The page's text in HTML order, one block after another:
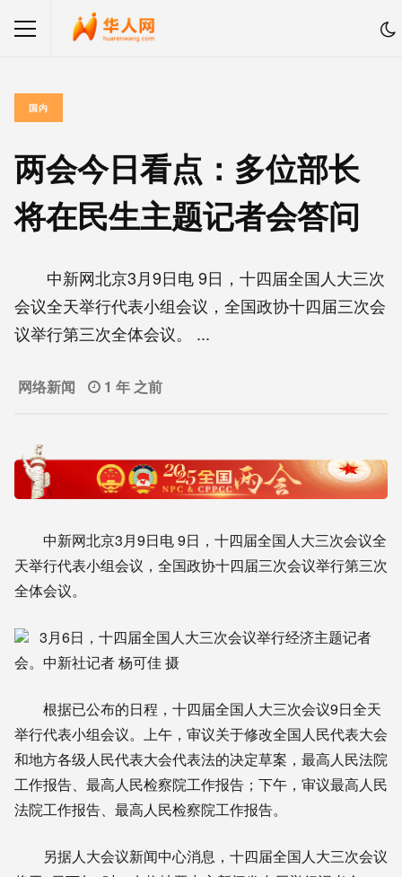
国内
两会今日看点：多位部长
将在民生主题记者会答问
中新网北京3月9日电 9日，十四届全国人大三次
会议全天举行代表小组会议，全国政协十四届三次会
议举行第三次全体会议。 ...
网络新闻 1 年 之前
中新网北京3月9日电 9日，十四届全国人大三次会议全
天举行代表小组会议，全国政协十四届三次会议举行第三次
全体会议。
3月6日，十四届全国人大三次会议举行经济主题记者
会。中新社记者 杨可佳 摄
根据已公布的日程，十四届全国人大三次会议9日全天
举行代表小组会议。上午，审议关于修改全国人民代表大会
和地方各级人民代表大会代表法的决定草案，最高人民法院
工作报告、最高人民检察院工作报告；下午，审议最高人民
法院工作报告、最高人民检察院工作报告。
另据人大会议新闻中心消息，十四届全国人大三次会议